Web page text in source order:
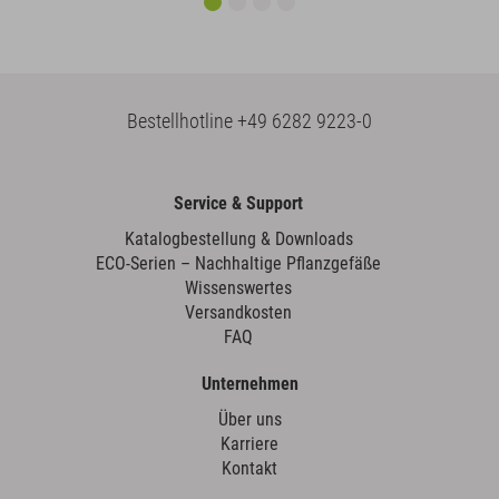
Bestellhotline+49 6282 9223-0
Service & Support
Katalogbestellung & Downloads
ECO-Serien – Nachhaltige Pflanzgefäße
Wissenswertes
Versandkosten
FAQ
Unternehmen
Über uns
Karriere
Kontakt